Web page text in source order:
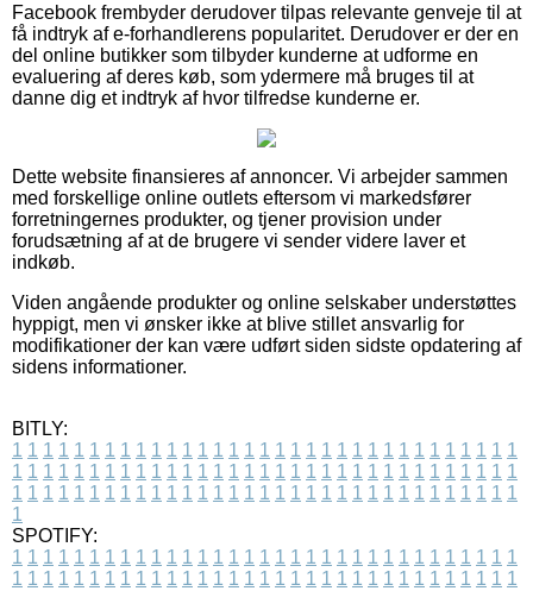
Facebook frembyder derudover tilpas relevante genveje til at
få indtryk af e-forhandlerens popularitet. Derudover er der en
del online butikker som tilbyder kunderne at udforme en
evaluering af deres køb, som ydermere må bruges til at
danne dig et indtryk af hvor tilfredse kunderne er.
Dette website finansieres af annoncer. Vi arbejder sammen
med forskellige online outlets eftersom vi markedsfører
forretningernes produkter, og tjener provision under
forudsætning af at de brugere vi sender videre laver et
indkøb.
Viden angående produkter og online selskaber understøttes
hyppigt, men vi ønsker ikke at blive stillet ansvarlig for
modifikationer der kan være udført siden sidste opdatering af
sidens informationer.
BITLY:
1 1 1 1 1 1 1 1 1 1 1 1 1 1 1 1 1 1 1 1 1 1 1 1 1 1 1 1 1 1 1 1 1
1 1 1 1 1 1 1 1 1 1 1 1 1 1 1 1 1 1 1 1 1 1 1 1 1 1 1 1 1 1 1 1 1
1 1 1 1 1 1 1 1 1 1 1 1 1 1 1 1 1 1 1 1 1 1 1 1 1 1 1 1 1 1 1 1 1
1
SPOTIFY:
1 1 1 1 1 1 1 1 1 1 1 1 1 1 1 1 1 1 1 1 1 1 1 1 1 1 1 1 1 1 1 1 1
1 1 1 1 1 1 1 1 1 1 1 1 1 1 1 1 1 1 1 1 1 1 1 1 1 1 1 1 1 1 1 1 1